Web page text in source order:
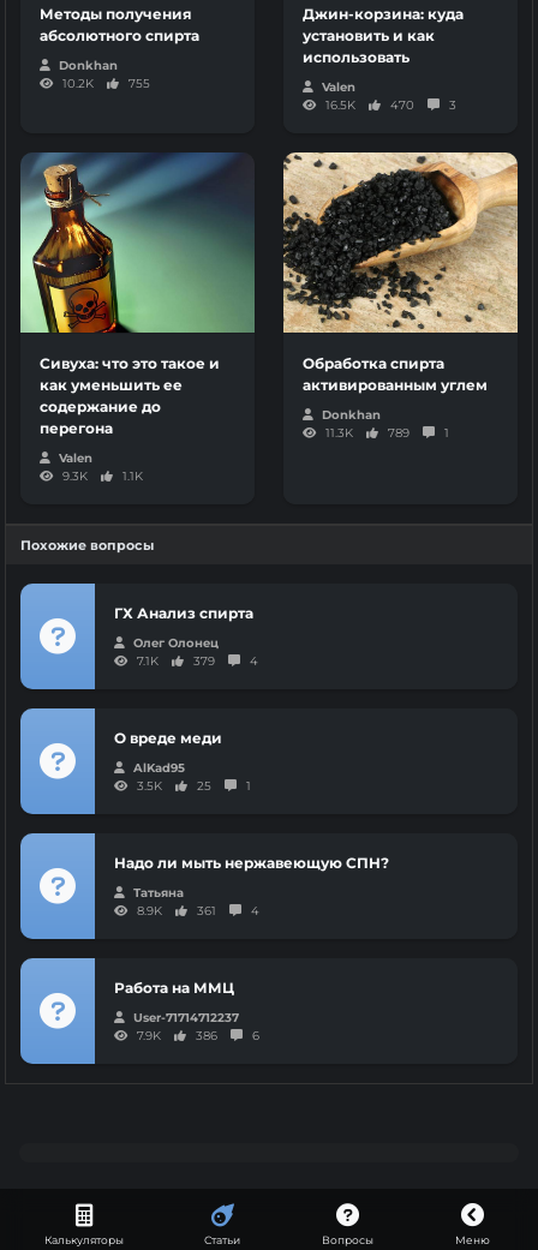
Калькуляторы Статьи Вопросы Меню
Методы получения
абсолютного спирта
Donkhan
10.2K
755
Джин-корзина: куда
установить и как
использовать
Valen
16.5K
470 3
Сивуха: что это такое и
как уменьшить ее
содержание до
перегона
Valen
9.3K
1.1K
Обработка спирта
активированным углем
Donkhan
11.3K
789 1
Похожие вопросы
ГХ Анализ спирта
Олег Олонец
7.1K
379 4
О вреде меди
AlKad95
3.5K
25 1
Надо ли мыть нержавеющую СПН?
Татьяна
8.9K
361 4
Работа на ММЦ
User-71714712237
7.9K
386 6